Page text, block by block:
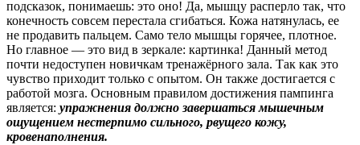
подсказок, понимаешь: это оно! Да, мышцу расперло так, что
конечность совсем перестала сгибаться. Кожа натянулась, ее
не продавить пальцем. Само тело мышцы горячее, плотное.
Но главное — это вид в зеркале: картинка! Данный метод
почти недоступен новичкам тренажёрного зала. Так как это
чувство приходит только с опытом. Он также достигается с
работой мозга. Основным правилом достижения пампинга
является: упражнения должно завершаться мышечным
ощущением нестерпимо сильного, рвущего кожу,
кровенаполнения.